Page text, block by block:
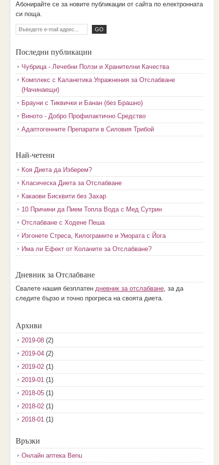
Aбoниpaйтe ce зa нoвитe пyбликaции oт caйтa пo eлeктpoннaтa
cи пoщa.
Последни публикации
Чубрица - Лечебни Ползи и Хранителни Качества
Комплекс с Каланетика Упражнения за Отслабване
(Начинаещи)
Брауни с Тиквички и Банан (без Брашно)
Виното - Добро Профилактично Средство
Адаптогенните Препарати в Силовия Трибой
Най-четени
Коя Диета да Изберем?
Класическа Диета за Отслабване
Какаови Бисквити без Захар
10 Причини да Пием Топла Вода с Мед Сутрин
Отслабване с Ходене Пеша
Изгонете Стреса, Килограмите и Умората с Йога
Има ли Ефект от Коланите за Отслабване?
Дневник за Отслабване
Свалете нашия безплатен дневник за отслабване, за да
следите бързо и точно прогреса на своята диета.
Архиви
2019-08(2)
2019-04(2)
2019-02(1)
2019-01(1)
2018-05(1)
2018-02(1)
2018-01(1)
2017-11
2017-10(3)
Връзки
Онлайн аптека Benu